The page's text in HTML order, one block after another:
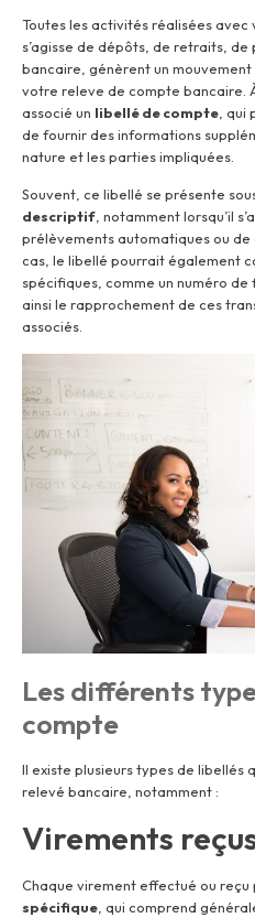
Toutes les activités réalisées avec
s’agisse de dépôts, de retraits,
bancaire, génèrent un
votre releve de compte bancaire.
associé un libellé de compte ,
de fournir des informations
nature et les parties impliquées.
Souvent, ce libellé se présente
descriptif, notamment lorsqu’il
prélèvements automatiques ou de
cas, le libellé pourrait également
spécifiques, comme un numéro
ainsi le rapprochement de ces
associés.
Les différents
compte
Il existe plusieurs types de libellés
relevé bancaire, notamment :
Virements
Chaque virement effectué ou
spécifique , qui comprend